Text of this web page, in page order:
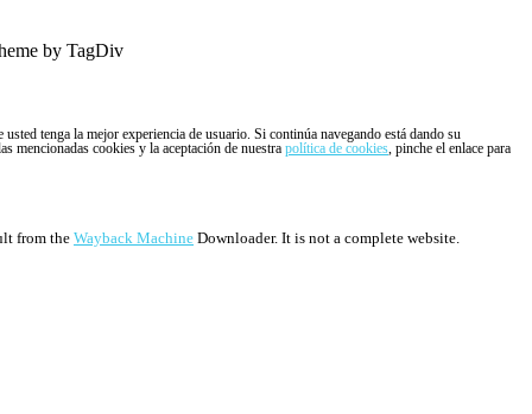
by TagDiv
tenga la mejor experiencia de usuario. Si continúa navegando está dando su
mencionadas cookies y la aceptación de nuestra política de cookies, pinche el enlace para
from the Wayback Machine Downloader. It is not a complete website.